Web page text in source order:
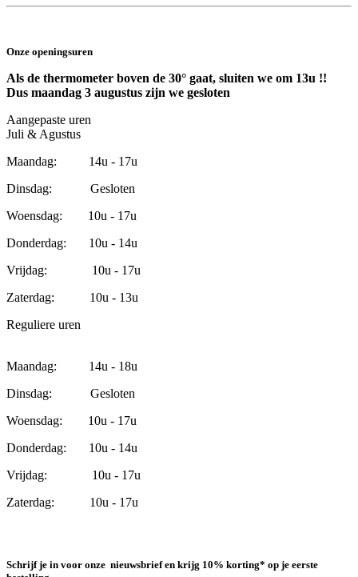
Onze openingsuren
Als de thermometer boven de 30° gaat, sluiten we om 13u !!
Dus maandag 3 augustus zijn we gesloten
Aangepaste uren
Juli & Agustus
Maandag: 14u - 17u
Dinsdag: Gesloten
Woensdag: 10u - 17u
Donderdag: 10u - 14u
Vrijdag: 10u - 17u
Zaterdag: 10u - 13u
Reguliere uren
Maandag: 14u - 18u
Dinsdag: Gesloten
Woensdag: 10u - 17u
Donderdag: 10u - 14u
Vrijdag: 10u - 17u
Zaterdag: 10u - 17u
Schrijf je in voor onze nieuwsbrief en krijg 10% korting* op je eerste